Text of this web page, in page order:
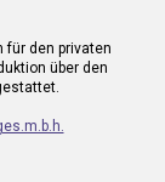
für den privaten
über den